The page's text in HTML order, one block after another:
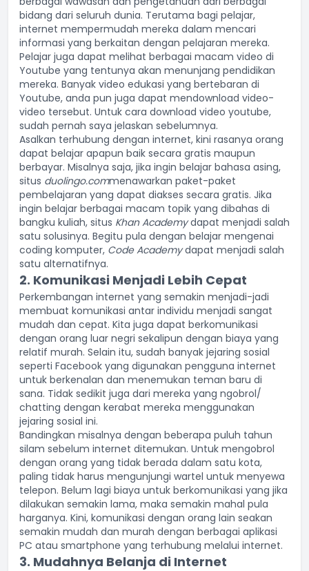
bidang dari seluruh dunia. Terutama bagi pelajar,
internet mempermudah mereka dalam mencari
informasi yang berkaitan dengan pelajaran mereka.
Pelajar juga dapat melihat berbagai macam video di
Youtube yang tentunya akan menunjang pendidikan
mereka. Banyak video edukasi yang bertebaran di
Youtube, anda pun juga dapat mendownload video-
video tersebut. Untuk cara download video youtube,
sudah pernah saya jelaskan sebelumnya.
Asalkan terhubung dengan internet, kini rasanya orang
dapat belajar apapun baik secara gratis maupun
berbayar. Misalnya saja, jika ingin belajar bahasa asing,
situs duolingo.commenawarkan paket-paket
pembelajaran yang dapat diakses secara gratis. Jika
ingin belajar berbagai macam topik yang dibahas di
bangku kuliah, situs Khan Academydapat menjadi salah
satu solusinya. Begitu pula dengan belajar mengenai
coding komputer, Code Academydapat menjadi salah
satu alternatifnya.
2. Komunikasi Menjadi Lebih Cepat
Perkembangan internet yang semakin menjadi-jadi
membuat komunikasi antar individu menjadi sangat
mudah dan cepat. Kita juga dapat berkomunikasi
dengan orang luar negri sekalipun dengan biaya yang
relatif murah. Selain itu, sudah banyak jejaring sosial
seperti Facebook yang digunakan pengguna internet
untuk berkenalan dan menemukan teman baru di
sana. Tidak sedikit juga dari mereka yang ngobrol/
chatting dengan kerabat mereka menggunakan
jejaring sosial ini.
Bandingkan misalnya dengan beberapa puluh tahun
silam sebelum internet ditemukan. Untuk mengobrol
dengan orang yang tidak berada dalam satu kota,
paling tidak harus mengunjungi wartel untuk menyewa
telepon. Belum lagi biaya untuk berkomunikasi yang jika
dilakukan semakin lama, maka semakin mahal pula
harganya. Kini, komunikasi dengan orang lain seakan
semakin mudah dan murah dengan berbagai aplikasi
PC atau smartphone yang terhubung melalui internet.
3. Mudahnya Belanja di Internet